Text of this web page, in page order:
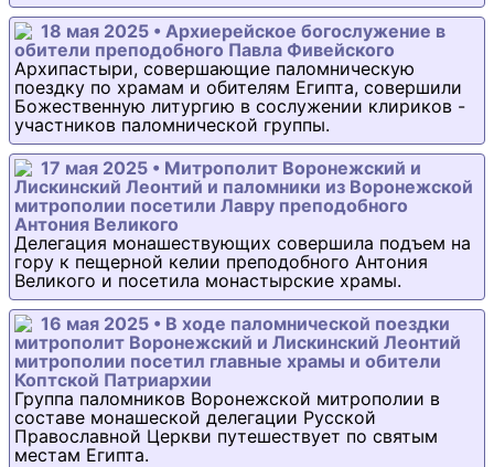
18 мая 2025 • Архиерейское богослужение в
обители преподобного Павла Фивейского
Архипастыри, совершающие паломническую
поездку по храмам и обителям Египта, совершили
Божественную литургию в сослужении клириков -
участников паломнической группы.
17 мая 2025 • Митрополит Воронежский и
Лискинский Леонтий и паломники из Воронежской
митрополии посетили Лавру преподобного
Антония Великого
Делегация монашествующих совершила подъем на
гору к пещерной келии преподобного Антония
Великого и посетила монастырские храмы.
16 мая 2025 • В ходе паломнической поездки
митрополит Воронежский и Лискинский Леонтий
митрополии посетил главные храмы и обители
Коптской Патриархии
Группа паломников Воронежской митрополии в
составе монашеской делегации Русской
Православной Церкви путешествует по святым
местам Египта.